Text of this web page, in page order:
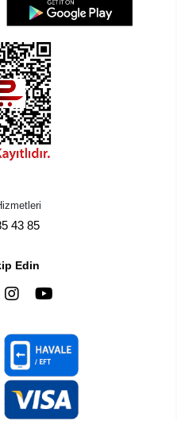
43 85
Edin